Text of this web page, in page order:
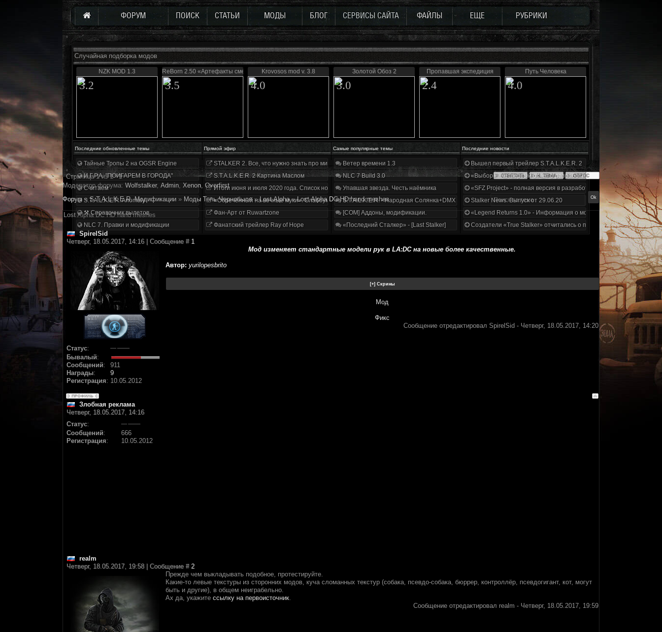
ФОРУМ ПОИСК СТАТЬИ МОДЫ БЛОГ СЕРВИСЫ САЙТА ФАЙЛЫ ЕЩЕ РУБРИКИ
Случайная подборка модов
NZK MOD 1.3
3.2
ReBorn 2.50 «Артефакты смерти»
3.5
Krovosos mod v. 3.8
4.0
Золотой Обоз 2
3.0
Пропавшая экспедиция
2.4
Путь Человека
4.0
Последние обновленные темы Прямой эфир Самые популярные темы Последние новости
Тайные Тропы 2 на OGSR Engine
И.Г.Р.А. "ПОИГАРЕМ В ГОРОДА"
Считаем
S.T.A.L.K.E.R. Anomaly
⚒ Справочник вылетов
NLC 7. Правки и модификации
STALKER 2. Все, что нужно знать про мир, геймплей и сюжет | Разбор трейлера
S.T.A.L.K.E.R. 2 Картина Маслом
Итоги июня и июля 2020 года. Список нововведений
«Обречённый на вечные муки». Слабоумие и отвага
Фан-Арт от Ruwartzone
Фанатский трейлер Ray of Hope
Ветер времени 1.3
NLC 7 Build 3.0
Упавшая звезда. Честь наёмника
S.T.A.L.K.E.R. - Народная Солянка+DMX 1.3.5.ООП.МА.К.
[COM] Аддоны, модификации.
«Последний Сталкер» - [Last Stalker]
Вышел первый трейлер S.T.A.L.K.E.R. 2
«Выбор» - четвертый отчет о разработке!
«SFZ Project» - полная версия в разработке!
Stalker News. Выпуск от 29.06.20
«Legend Returns 1.0» - Информация о моде за июнь 2020
Создатели «True Stalker» отчитались о проделанной работе
Страница1из1
1
Модератор форума: Wolfstalker, Аdmin, Xenon, Overfirst
Форум » S.T.A.L.K.E.R. Модификации » Моды Тень Чернобыля » Lost Alpha » Lost Alpha DC HD hand meshes
Lost Alpha DC HD hand meshes
SpirelSid
Четверг, 18.05.2017, 14:16 | Сообщение # 1
Статус:
Бывалый:
Сообщений:
911
Награды:
9
Регистрация: 10.05.2012
Мод изменяет стандартные модели рук в LA:DC на новые более качественные.
Автор: yurilopesbrito
Мод
Фикс
Сообщение отредактировал SpirelSid - Четверг, 18.05.2017, 14:20
Злобная реклама
Четверг, 18.05.2017, 14:16
Статус:
Сообщений:
666
Регистрация: 10.05.2012
realm
Четверг, 18.05.2017, 19:58 | Сообщение # 2
Прежде чем выкладывать подобное, протестируйте.
Какие-то левые текстуры из сторонних модов, куча сломанных текстур (собака, псевдо-собака, бюррер, контроллёр, псевдогигант, кот, могут
быть и другие), в общем неиграбельно.
Ах да, укажите ссылку на первоисточник.
Сообщение отредактировал realm - Четверг, 18.05.2017, 19:59